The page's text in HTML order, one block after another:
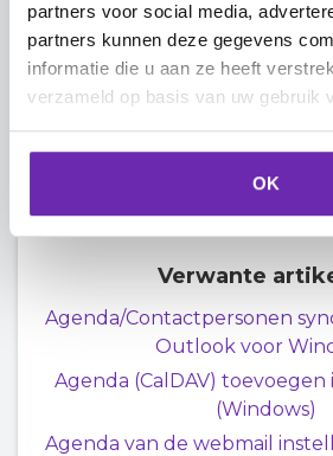
partners voor social media,
partners kunnen deze gegevens
informatie die u aan ze heeft
verzameld op basis van uw gebruik
OK
Verwante
Agenda/Contactpersonen
Outlook voor
Agenda (CalDAV)
(Windows)
Agenda van de webmail